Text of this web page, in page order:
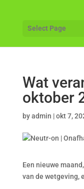
Select Page
Wat
oktober
byadmin |okt 7,
Een nieuwe
van de wetgeving,